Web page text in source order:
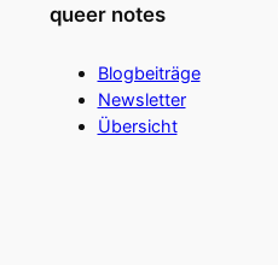
queer notes
Blogbeiträge
Newsletter
Übersicht